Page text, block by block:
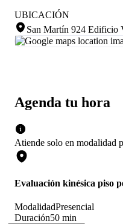
Agenda tu hora
Atiende solo en modalidad
Evaluación kinésica piso
ModalidadPresencial
Duración50 min
UBICACIÓN
San Martín 924 Edificio